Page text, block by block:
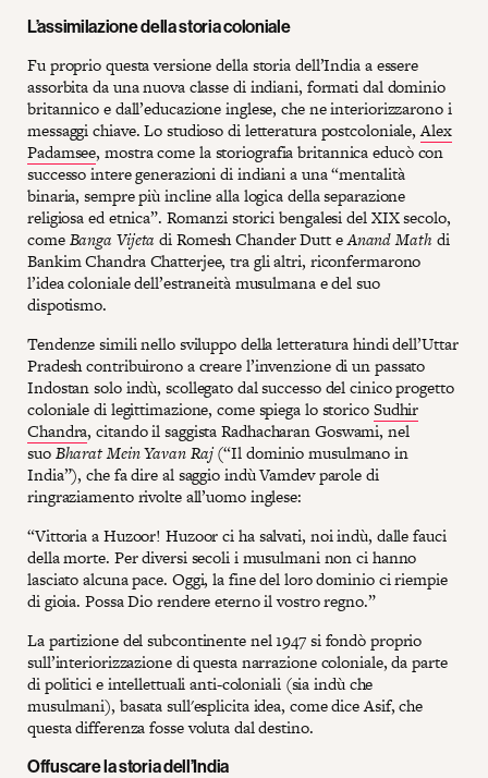
L’assimilazione della storia coloniale
Fu proprio questa versione della storia dell’India a essere
assorbita da una nuova classe di indiani, formati dal dominio
britannico e dall’educazione inglese, che ne interiorizzarono i
messaggi chiave. Lo studioso di letteratura postcoloniale,Alex
Padamsee, mostra come la storiografia britannica educò con
successo intere generazioni di indiani a una “mentalità
binaria, sempre più incline alla logica della separazione
religiosa ed etnica”. Romanzi storici bengalesi del XIX secolo,
comeBanga Vijeta di Romesh Chander Dutt eAnand Math di
Bankim Chandra Chatterjee, tra gli altri, riconfermarono
l’idea coloniale dell’estraneità musulmana e del suo
dispotismo.
Tendenze simili nello sviluppo della letteratura hindi dell’Uttar
Pradesh contribuirono a creare l’invenzione di un passato
Indostan solo indù, scollegato dal successo del cinico progetto
coloniale di legittimazione, come spiega lo storicoSudhir
Chandra, citando il saggista Radhacharan Goswami, nel
suoBharat Mein Yavan Raj(“Il dominio musulmano in
India”), che fa dire al saggio indù Vamdev parole di
ringraziamento rivolte all’uomo inglese:
“Vittoria a Huzoor! Huzoor ci ha salvati, noi indù, dalle fauci
della morte. Per diversi secoli i musulmani non ci hanno
lasciato alcuna pace. Oggi, la fine del loro dominio ci riempie
di gioia. Possa Dio rendere eterno il vostro regno.”
La partizione del subcontinente nel 1947 si fondò proprio
sull’interiorizzazione di questa narrazione coloniale, da parte
di politici e intellettuali anti-coloniali (sia indù che
musulmani), basata sull'esplicita idea, come dice Asif, che
questa differenza fosse voluta dal destino.
Offuscare la storia dell’India